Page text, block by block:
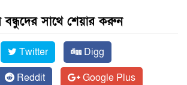
সাথে শেয়ার করুন
Twitter
Digg
Reddit
Google Plus